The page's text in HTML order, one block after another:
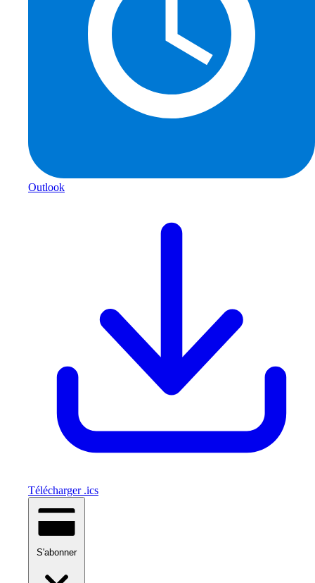
Outlook
Télécharger .ics
S'abonner